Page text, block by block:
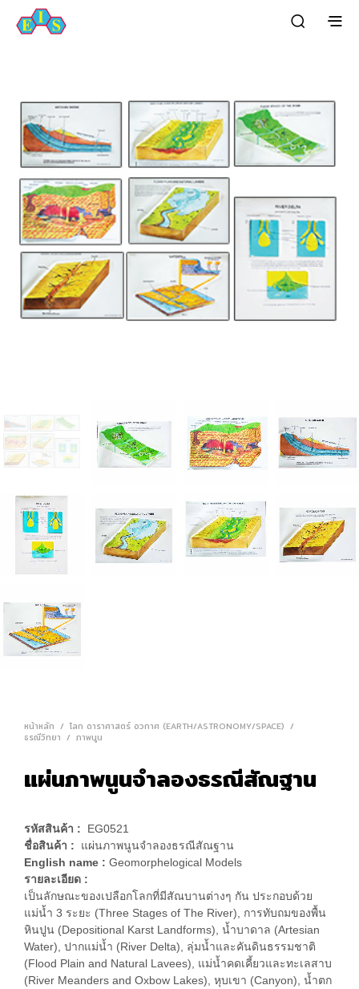
หน้าหลัก / โลก ดาราศาสตร์ อวกาศ (EARTH/ASTRONOMY/SPACE) /
ธรณีวิทยา / ภาพนูน
แผ่นภาพนูนจำลองธรณีสัณฐาน
รหัสสินค้า :
EG0521
ชื่อสินค้า : แผ่นภาพนูนจำลองธรณีสัณฐาน
English name : Geomorphelogical Models
รายละเอียด :
เป็นลักษณะของเปลือกโลกที่มีสัณบานต่างๆ กัน ประกอบด้วย
แม่นํ้า 3 ระยะ (Three Stages of The River), การทับถมของพื้น
หินปูน (Depositional Karst Landforms), นํ้าบาดาล (Artesian
Water), ปากแม่นํ้า (River Delta), ลุ่มนํ้าและคันดินธรรมชาติ
(Flood Plain and Natural Lavees), แม่นํ้าคดเคี้ยวและทะเลสาบ
(River Meanders and Oxbow Lakes), หุบเขา (Canyon), นํ้าตก